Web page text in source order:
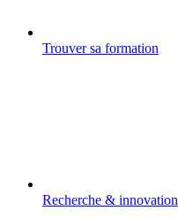
Trouver sa formation
Recherche & innovation